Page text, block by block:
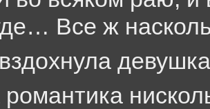
Все ж
романтика